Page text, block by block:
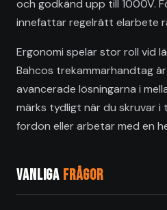
och godkänd upp till 1000V.
innefattar regelrätt elarbete
Ergonomi spelar stor roll vid
Bahcos trekammarhandtag
avancerade lösningarna i
märks tydligt när du skruvar
fordon eller arbetar med en
Vanliga frågor